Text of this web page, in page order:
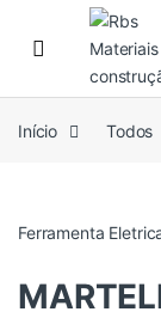
Skip to navigation
Skip to content
Início Todos
Ferramenta